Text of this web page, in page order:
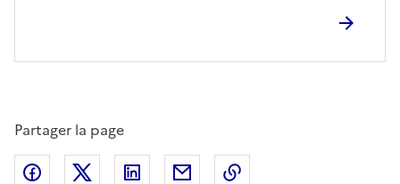
Partager la page
Partager sur Facebook
Partager sur X (anciennement Twitter)
Partager sur LinkedIn
Partager par email